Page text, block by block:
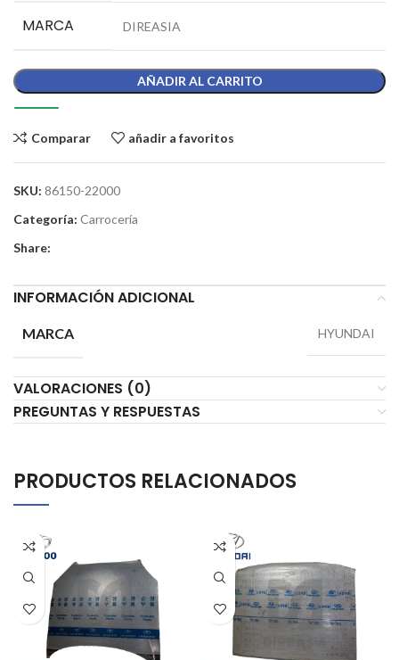
MARCA DIREASIA
AÑADIR AL CARRITO
Comparar añadir a favoritos
SKU: 86150-22000
Categoría: Carrocería
Share:
INFORMACIÓN ADICIONAL
MARCA HYUNDAI
VALORACIONES (0)
PREGUNTAS Y RESPUESTAS
PRODUCTOS RELACIONADOS